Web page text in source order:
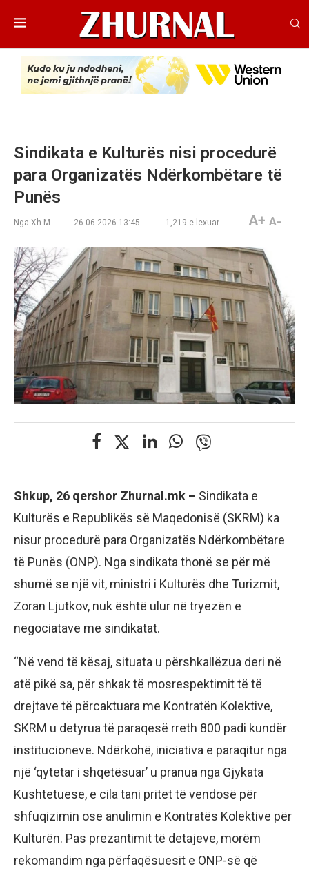
Sindikata e Kulturës nisi procedurë
para Organizatës Ndërkombëtare të
Punës
Nga Xh M 26.06.2026 13:45 1,219 e lexuar A+ A-
Shkup, 26 qershor Zhurnal.mk – Sindikata e
Kulturës e Republikës së Maqedonisë (SKRM) ka
nisur procedurë para Organizatës Ndërkombëtare
të Punës (ONP). Nga sindikata thonë se për më
shumë se një vit, ministri i Kulturës dhe Turizmit,
Zoran Ljutkov, nuk është ulur në tryezën e
negociatave me sindikatat.
“Në vend të kësaj, situata u përshkallëzua deri në
atë pikë sa, për shkak të mosrespektimit të të
drejtave të përcaktuara me Kontratën Kolektive,
SKRM u detyrua të paraqesë rreth 800 padi kundër
institucioneve. Ndërkohë, iniciativa e paraqitur nga
një ‘qytetar i shqetësuar’ u pranua nga Gjykata
Kushtetuese, e cila tani pritet të vendosë për
shfuqizimin ose anulimin e Kontratës Kolektive për
Kulturën. Pas prezantimit të detajeve, morëm
rekomandim nga përfaqësuesit e ONP-së që